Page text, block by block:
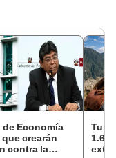
Economía
crearán
contra la
1.62